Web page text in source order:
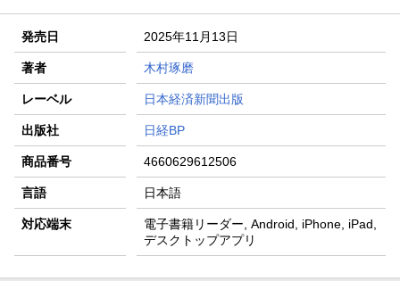
発売日 2025年11月13日
著者 木村琢磨
レーベル 日本経済新聞出版
出版社 日経BP
商品番号 4660629612506
言語 日本語
対応端末
電子書籍リーダー, Android, iPhone, iPad,
デスクトップアプリ